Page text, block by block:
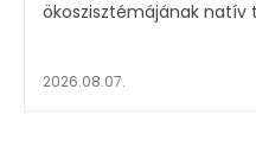
ökoszisztémájának natív
2026.08.07.